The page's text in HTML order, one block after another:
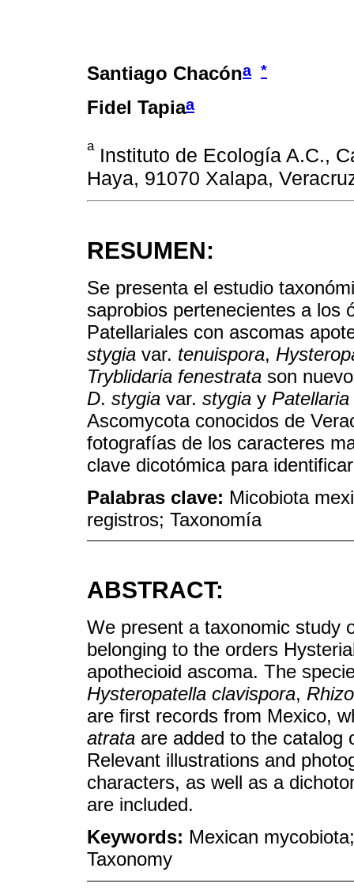
Santiago Chacóna *
Fidel Tapiaa
aInstituto de Ecología A.C.,
Haya, 91070 Xalapa,
RESUMEN:
Se presenta el estudio
saprobios pertenecientes a los
Patellariales con ascomas
stygia var. tenuispora,
Tryblidaria fenestrata son
D. stygia var. stygia y
Ascomycota conocidos de
fotografías de los caracteres
clave dicotómica para
Palabras clave: Micobiota
registros; Taxonomía
ABSTRACT:
We present a taxonomic study
belonging to the orders
apothecioid ascoma. The
Hysteropatella clavispora,
are first records from Mexico,
atrata are added to the catalog
Relevant illustrations and
characters, as well as a
are included.
Keywords: Mexican
Taxonomy